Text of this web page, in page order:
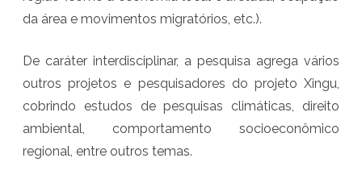
R
Á
P
da área e movimentos migratórios, etc.).
De caráter interdisciplinar, a pesquisa agrega vários
outros projetos e pesquisadores do projeto Xingu,
cobrindo estudos de pesquisas climáticas, direito
ambiental, comportamento socioeconômico
regional, entre outros temas.